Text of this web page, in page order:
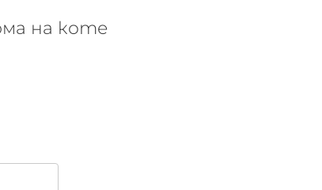
на коте